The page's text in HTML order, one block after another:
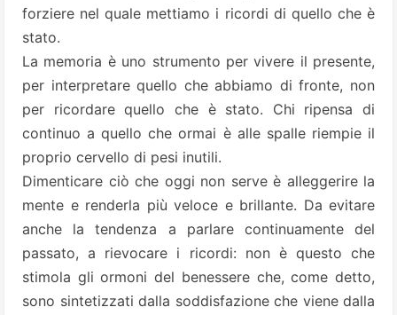
forziere nel quale mettiamo i ricordi di quello che è
stato.
La memoria è uno strumento per vivere il presente,
per interpretare quello che abbiamo di fronte, non
per ricordare quello che è stato. Chi ripensa di
continuo a quello che ormai è alle spalle riempie il
proprio cervello di pesi inutili.
Dimenticare ciò che oggi non serve è alleggerire la
mente e renderla più veloce e brillante. Da evitare
anche la tendenza a parlare continuamente del
passato, a rievocare i ricordi: non è questo che
stimola gli ormoni del benessere che, come detto,
sono sintetizzati dalla soddisfazione che viene dalla